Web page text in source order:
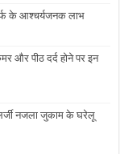
के आश्चर्यजनक लाभ
और पीठ दर्द होने पर इन
नजला जुकाम के घरेलू